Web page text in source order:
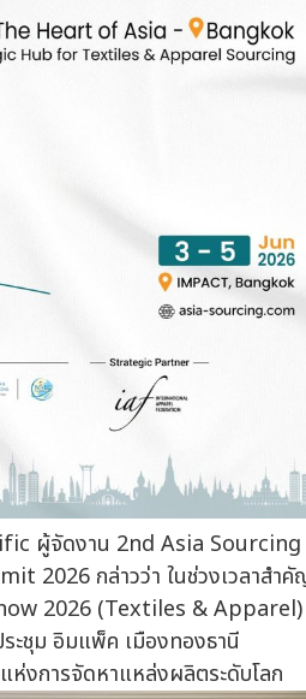
ผู้จัดงาน 2nd Asia Sourcing
2026 กล่าวว่า ในช่วงเวลาสำคั
2026 (Textiles & Apparel)
ะชุม อิมแพ็ค เมืองทองธานี
ห่งการจัดหาแหล่งผลิตระดับโลก